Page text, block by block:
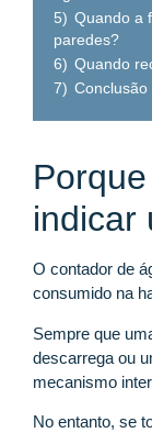
5) Quando a
paredes?
6) Quando
7) Conclusão
indicar
O contador de
consumido na
Sempre que
descarrega ou
mecanismo
No entanto, se